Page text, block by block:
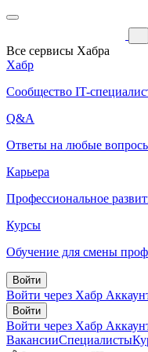
Все сервисы Хабра
Хабр
Сообщество IT-
Q&A
Ответы на любые
Карьера
Профессиональное
Курсы
Обучение для смены
Войти
Войти через Хабр
Войти
Войти через Хабр
ВакансииСпециалисты